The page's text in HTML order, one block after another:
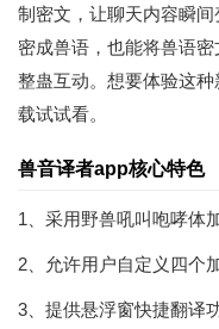
制密文，让聊天内容瞬
密成兽语，也能将兽语
整蛊互动。想要体验这
载试试看。
兽音译者app核心特色
1、采用野兽吼叫咆哮体
2、允许用户自定义四个
3、提供悬浮窗快捷翻译